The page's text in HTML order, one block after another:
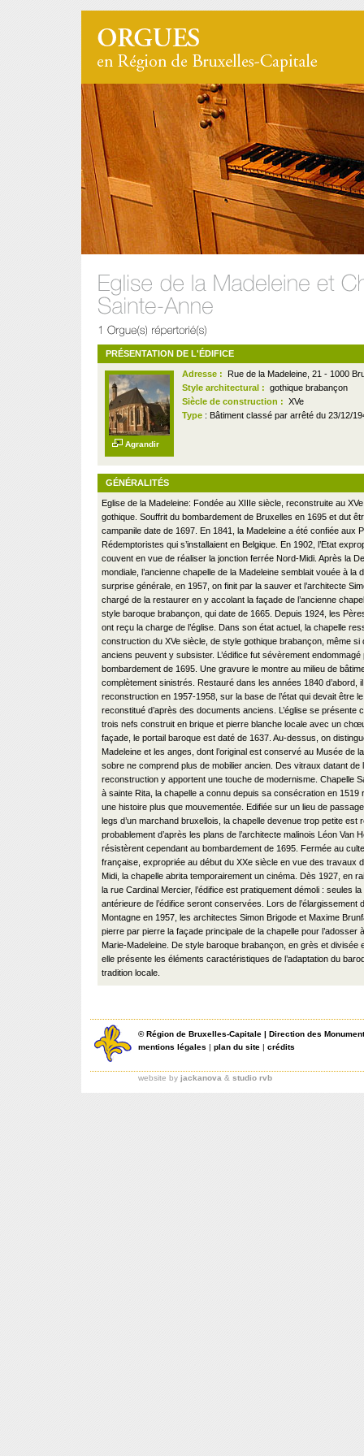
PRÉSENTATION DE L'ÉDIFICE
Agrandir
Adresse :
Rue de la Madeleine, 21 - 1000
Style architectural : gothique brabançon
Siècle de construction : XVe
Type : Bâtiment classé par arrêté du 23/12/
GÉNÉRALITÉS
Eglise de la Madeleine: Fondée au XIIIe siècle, reconstruite au
gothique. Souffrit du bombardement de Bruxelles en 1695 et dut
campanile date de 1697. En 1841, la Madeleine a été confiée aux
Rédemptoristes qui s’installaient en Belgique. En 1902, l’Etat
couvent en vue de réaliser la jonction ferrée Nord-Midi. Après la
mondiale, l’ancienne chapelle de la Madeleine semblait vouée à la
surprise générale, en 1957, on finit par la sauver et l’architecte
chargé de la restaurer en y accolant la façade de l’ancienne
style baroque brabançon, qui date de 1665. Depuis 1924, les
ont reçu la charge de l’église. Dans son état actuel, la chapelle
construction du XVe siècle, de style gothique brabançon, même si
anciens peuvent y subsister. L’édifice fut sévèrement endommagé
bombardement de 1695. Une gravure le montre au milieu de
complètement sinistrés. Restauré dans les années 1840 d’abord, il
reconstruction en 1957-1958, sur la base de l’état qui devait être
reconstitué d’après des documents anciens. L’église se présente
trois nefs construit en brique et pierre blanche locale avec un
façade, le portail baroque est daté de 1637. Au-dessus, on
Madeleine et les anges, dont l’original est conservé au Musée de la
sobre ne comprend plus de mobilier ancien. Des vitraux datant de
reconstruction y apportent une touche de modernisme. Chapelle
à sainte Rita, la chapelle a connu depuis sa consécration en 1519
une histoire plus que mouvementée. Edifiée sur un lieu de
legs d’un marchand bruxellois, la chapelle devenue trop petite est
probablement d’après les plans de l’architecte malinois Léon Van
résistèrent cependant au bombardement de 1695. Fermée au
française, expropriée au début du XXe siècle en vue des travaux
Midi, la chapelle abrita temporairement un cinéma. Dès 1927, en
la rue Cardinal Mercier, l’édifice est pratiquement démoli : seules
antérieure de l’édifice seront conservées. Lors de l’élargissement
Montagne en 1957, les architectes Simon Brigode et Maxime
pierre par pierre la façade principale de la chapelle pour l’adosser
Marie-Madeleine. De style baroque brabançon, en grès et divisée
elle présente les éléments caractéristiques de l’adaptation du
tradition locale.
©Région de Bruxelles-Capitale | Direction des
mentions légales | plan du site | crédits
website by jackanova & studio rvb